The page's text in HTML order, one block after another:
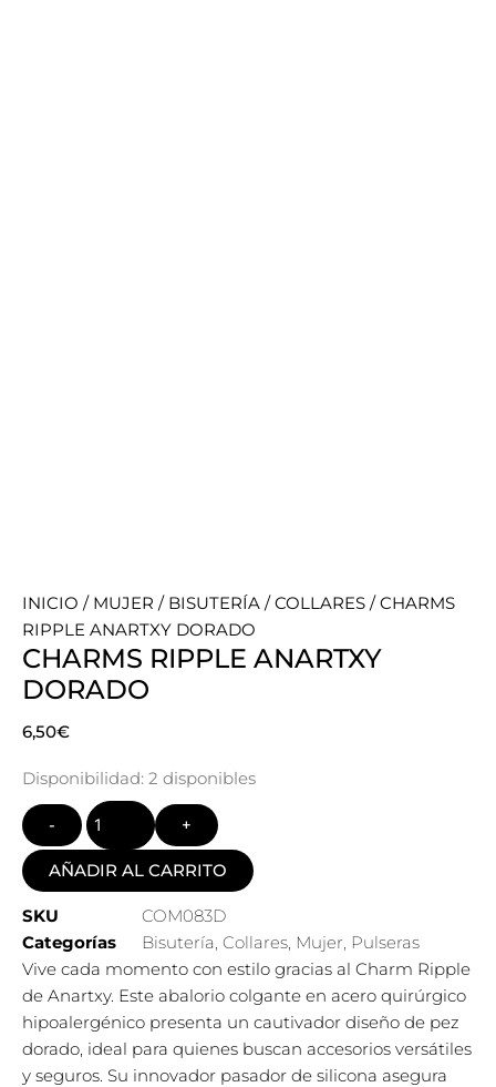
INICIO / MUJER / BISUTERÍA /COLLARES / CHARMS
RIPPLE ANARTXY DORADO
CHARMS RIPPLE ANARTXY
DORADO
6,50€
Disponibilidad: 2 disponibles
Quantity
AÑADIR AL CARRITO
SKU
COM083D
Categorías
Bisutería, Collares, Mujer, Pulseras
Vive cada momento con estilo gracias al Charm Ripple
de Anartxy. Este abalorio colgante en acero quirúrgico
hipoalergénico presenta un cautivador diseño de pez
dorado, ideal para quienes buscan accesorios versátiles
y seguros. Su innovador pasador de silicona asegura